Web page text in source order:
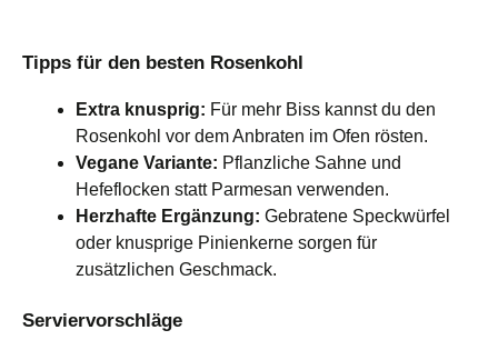
Tipps für den besten Rosenkohl
Extra knusprig: Für mehr Biss kannst du den
Rosenkohl vor dem Anbraten im Ofen rösten.
Vegane Variante: Pflanzliche Sahne und
Hefeflocken statt Parmesan verwenden.
Herzhafte Ergänzung: Gebratene Speckwürfel
oder knusprige Pinienkerne sorgen für
zusätzlichen Geschmack.
Serviervorschläge